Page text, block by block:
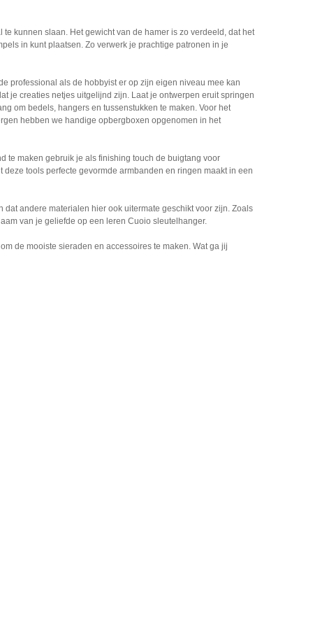
kunnen slaan. Het gewicht van de hamer is zo verdeeld, dat het
in kunt plaatsen. Zo verwerk je prachtige patronen in je
professional als de hobbyist er op zijn eigen niveau mee kan
je creaties netjes uitgelijnd zijn. Laat je ontwerpen eruit springen
om bedels, hangers en tussenstukken te maken. Voor het
hebben we handige opbergboxen opgenomen in het
te maken gebruik je als finishing touch de buigtang voor
tools perfecte gevormde armbanden en ringen maakt in een
andere materialen hier ook uitermate geschikt voor zijn. Zoals
van je geliefde op een leren Cuoio sleutelhanger.
de mooiste sieraden en accessoires te maken. Wat ga jij